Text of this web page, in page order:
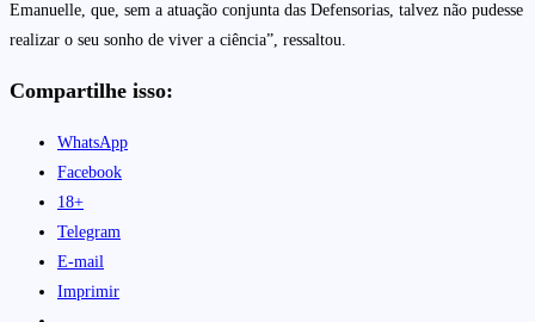
Emanuelle, que, sem a atuação conjunta das Defensorias, talvez não pudesse
realizar o seu sonho de viver a ciência”, ressaltou.
Compartilhe isso:
WhatsApp
Facebook
18+
Telegram
E-mail
Imprimir